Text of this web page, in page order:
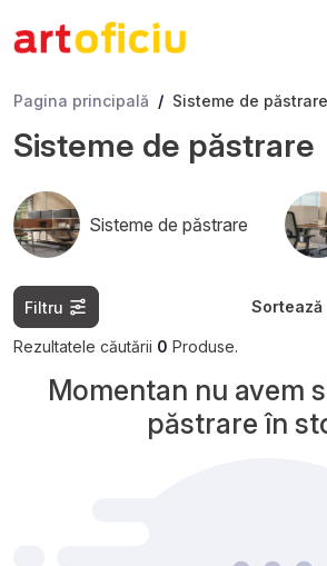
Pagina principală Sisteme de păstrare
Sisteme de păstrare
Sisteme de păstrare
Filtru Sortează
Rezultatele căutării 0 Produse.
Momentan nu avem
păstrare în